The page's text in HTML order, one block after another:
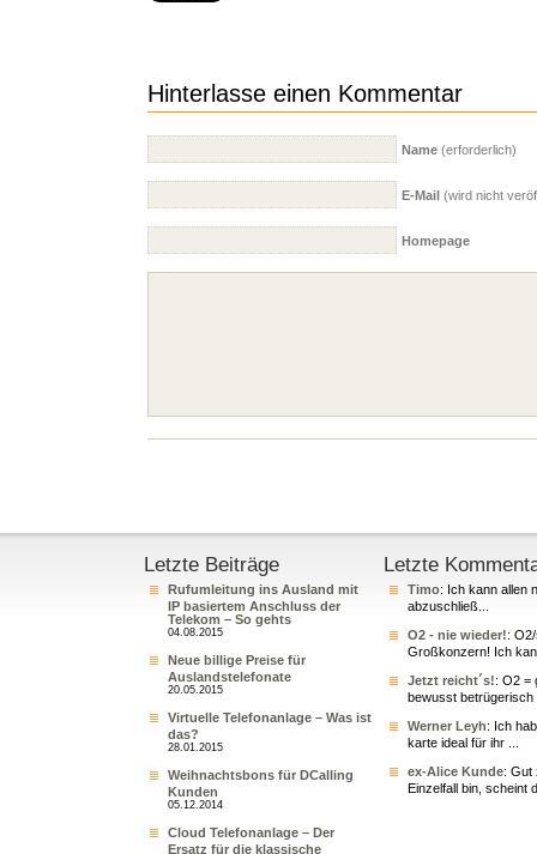
Hinterlasse einen Kommentar
Name (erforderlich)
E-Mail (wird nicht
Homepage
Letzte Beiträge
Rufumleitung ins Ausland mit
IP basiertem Anschluss der
Telekom – So gehts
04.08.2015
Neue billige Preise für
Auslandstelefonate
20.05.2015
Virtuelle Telefonanlage – Was ist
das?
28.01.2015
Weihnachtsbons für DCalling
Kunden
05.12.2014
Cloud Telefonanlage – Der
Ersatz für die klassische
Letzte
Timo: Ich kann allen
abzuschließ...
O2 - nie wieder!:
Großkonzern! Ich
Jetzt reicht´s!: O2 =
bewusst betrügerisch
Werner Leyh: Ich
karte ideal für ihr ...
ex-Alice Kunde: Gut
Einzelfall bin, scheint